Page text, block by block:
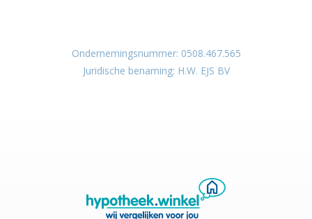
Ondernemingsnummer: 0508.467.565
Juridische benaming: H.W. EJS BV